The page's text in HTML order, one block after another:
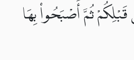
ثُمَّ أَصْبَحُوا۟ بِهَا